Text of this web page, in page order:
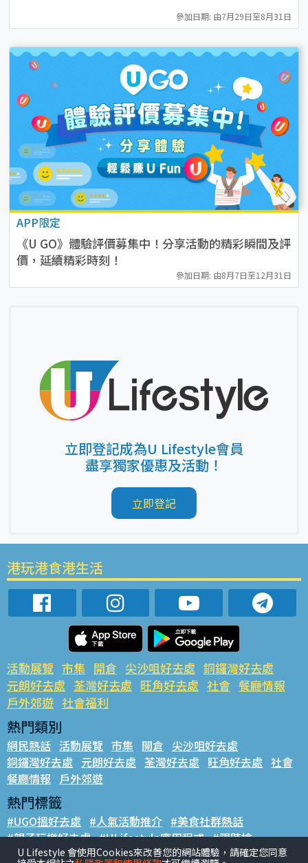
參加日期: 由7月29日至8月31日
APP限定
《U GO》體驗評價募集中！分享活動的精彩瞬間及評
價，延續精彩時刻！
參加日期: 由8月7日至12月31日
立即登記成為U Lifestyle會員
盡享獨家優惠及活動！
立即登記
港玩港食港生活
活動展覽 市集 開倉 尖沙咀好去處 銅鑼灣好去處
元朗好去處 荃灣好去處 旺角好去處 社會 餐廳情報
戶外郊遊 社會福利
熱門類別
網民熱話 活動展覽 市集 開倉 尖沙咀好去處
銅鑼灣好去處 元朗好去處 荃灣好去處 旺角好去處 社會
餐廳情報 戶外郊遊
熱門標籤
#UGO搵好去處 #人氣活動推介 #美食社群熱話
#親子玩樂好去處 #ULifestyle應用程式 #限時搶
#UJetso禮物放送 #ULifestyle商戶中心 #著數
U Lifestyle 會使用Cookies來改善您的網站體驗，請確定您同意